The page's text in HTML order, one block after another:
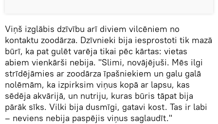
Viņš izglābis dzīvību arī diviem vilcēniem no
kontaktu zoodārza. Dzīvnieki bija iesprostoti tik mazā
būrī, ka pat gulēt varēja tikai pēc kārtas: vietas
abiem vienkārši nebija. "Slimi, novājējuši. Mēs ilgi
strīdējāmies ar zoodārza īpašniekiem un galu galā
nolēmām, ka izpirksim viņus kopā ar lapsu, kas
sēdēja akvārijā, un nutriju, kuras būris tāpat bija
pārāk sīks. Vilki bija dusmīgi, gatavi kost. Tas ir labi
– neviens nebija paspējis viņus saglaudīt."